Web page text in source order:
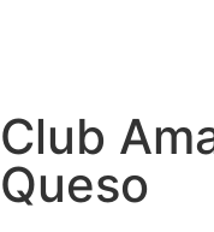
Club
Queso